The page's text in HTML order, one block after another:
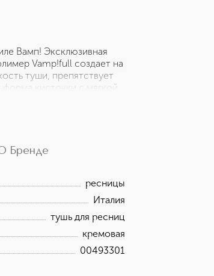
Вамп! Эксклюзивная
Vamp!full создает на
туши, препятствует
форма кисточки с мягкой
«трудные» короткие
Бренде
ресницы
Италия
тушь для ресниц
кремовая
00493301